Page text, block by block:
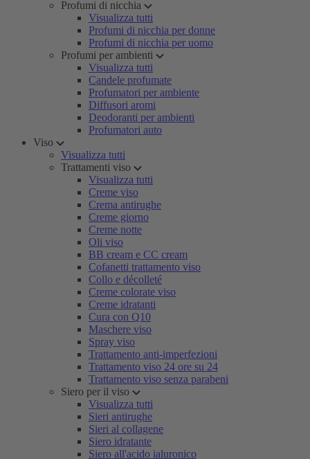
Profumi di nicchia
Visualizza tutti
Profumi di nicchia per donne
Profumi di nicchia per uomo
Profumi per ambienti
Visualizza tutti
Candele profumate
Profumatori per ambiente
Diffusori aromi
Deodoranti per ambienti
Profumatori auto
Viso
Visualizza tutti
Trattamenti viso
Visualizza tutti
Creme viso
Crema antirughe
Creme giorno
Creme notte
Oli viso
BB cream e CC cream
Cofanetti trattamento viso
Collo e décolleté
Creme colorate viso
Creme idratanti
Cura con Q10
Maschere viso
Spray viso
Trattamento anti-imperfezioni
Trattamento viso 24 ore su 24
Trattamento viso senza parabeni
Siero per il viso
Visualizza tutti
Sieri antirughe
Sieri al collagene
Siero idratante
Siero all'acido ialuronico